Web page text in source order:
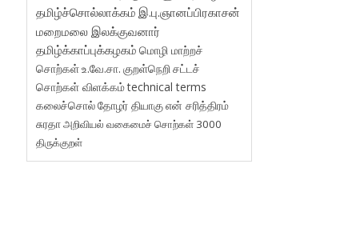
தமிழ்ச்சொல்லாக்கம் இ.பு.ஞானப்பிரகாசன்
மறைமலை இலக்குவனார்
தமிழ்க்காப்புக்கழகம் மொழி மாற்றச்
சொற்கள்உ.வே.சா. குறள்நெறி சட்டச்
சொற்கள் விளக்கம்technical terms
கலைச்சொல்தோழர் தியாகுஎன் சரித்திரம்
சுரதாஅறிவியல் வகைமைச் சொற்கள் 3000
திருக்குறள்